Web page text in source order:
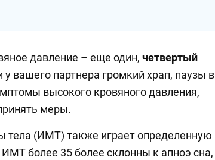
давление – еще один, четвертый
у вашего партнера громкий храп, паузы в
высокого кровяного давления,
меры.
тела (ИМТ) также играет определенную
более 35 более склонны к апноэ сна,